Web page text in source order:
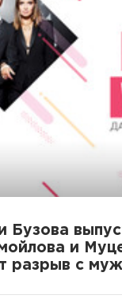
Бузова
и
разрыв с